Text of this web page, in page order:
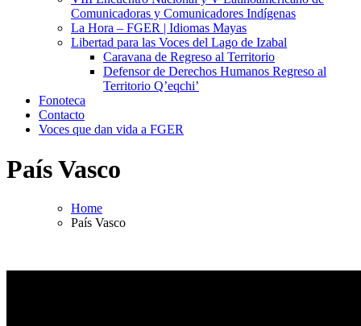
Comunicadoras y Comunicadores Indígenas
La Hora – FGER | Idiomas Mayas
Libertad para las Voces del Lago de Izabal
Caravana de Regreso al Territorio
Defensor de Derechos Humanos Regreso al
Territorio Q’eqchi’
Fonoteca
Contacto
Voces que dan vida a FGER
País Vasco
Home
País Vasco